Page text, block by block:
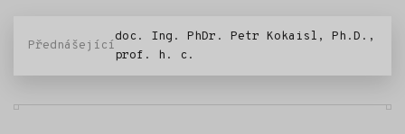
Přednášející
doc. Ing. PhDr. Petr Kokaisl, Ph.D.,
prof. h. c.